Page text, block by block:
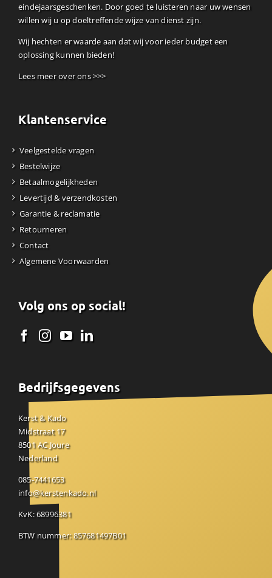
eindejaarsgeschenken. Door goed te luisteren naar uw wensen
willen wij u op doeltreffende wijze van dienst zijn.
Wij hechten er waarde aan dat wij voor ieder budget een
oplossing kunnen bieden!
Lees meer over ons >>>
Klantenservice
Veelgestelde vragen
Bestelwijze
Betaalmogelijkheden
Levertijd & verzendkosten
Garantie & reclamatie
Retourneren
Contact
Algemene Voorwaarden
Volg ons op social!
Bedrijfsgegevens
Kerst & Kado
Midstraat 17
8501 AC Joure
Nederland
085-7441653
info@kerstenkado.nl
KvK: 68996381
BTW nummer: 857681497B01